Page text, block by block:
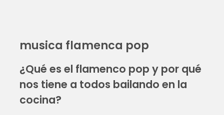
musica flamenca pop
¿Qué es el flamenco pop y por qué
nos tiene a todos bailando en la
cocina?